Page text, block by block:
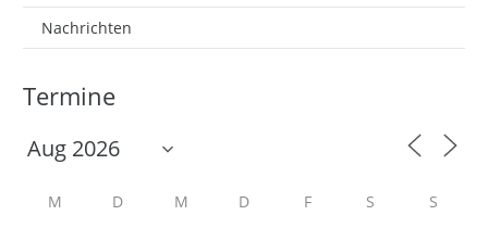
Nachrichten
Termine
M D M D F S S